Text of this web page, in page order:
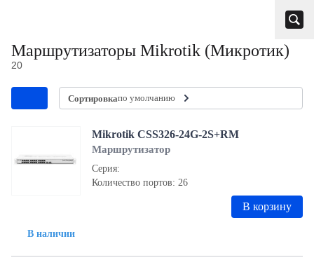
Маршрутизаторы Mikrotik (Микротик)
20
Сортировкапо умолчанию
В наличии
Mikrotik CSS326-24G-2S+RM
Маршрутизатор
Серия:
Количество портов: 26
В корзину